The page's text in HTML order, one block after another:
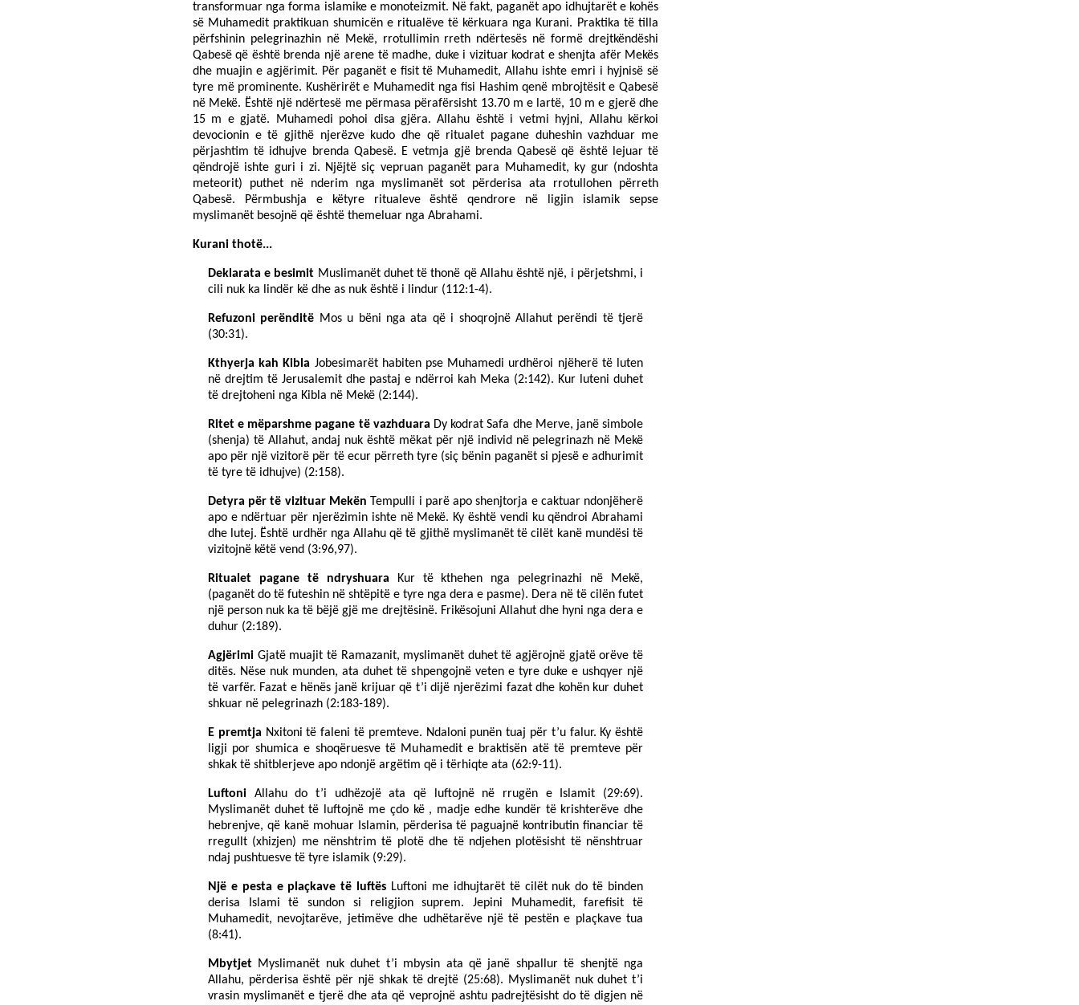
transformuar nga forma islamike e monoteizmit. Në fakt, paganët apo idhujtarët e kohës
së Muhamedit praktikuan shumicën e ritualëve të kërkuara nga Kurani. Praktika të tilla
përfshinin pelegrinazhin në Mekë, rrotullimin rreth ndërtesës në formë drejtkëndëshi
Qabesë që është brenda një arene të madhe, duke i vizituar kodrat e shenjta afër Mekës
dhe muajin e agjërimit. Për paganët e fisit të Muhamedit, Allahu ishte emri i hyjnisë së
tyre më prominente. Kushërirët e Muhamedit nga fisi Hashim qenë mbrojtësit e Qabesë
në Mekë. Është një ndërtesë me përmasa përafërsisht 13.70 m e lartë, 10 m e gjerë dhe
15 m e gjatë. Muhamedi pohoi disa gjëra. Allahu është i vetmi hyjni, Allahu kërkoi
devocionin e të gjithë njerëzve kudo dhe që ritualet pagane duheshin vazhduar me
përjashtim të idhujve brenda Qabesë. E vetmja gjë brenda Qabesë që është lejuar të
qëndrojë ishte guri i zi. Njëjtë siç vepruan paganët para Muhamedit, ky gur (ndoshta
meteorit) puthet në nderim nga myslimanët sot përderisa ata rrotullohen përreth
Qabesë. Përmbushja e këtyre ritualeve është qendrore në ligjin islamik sepse
myslimanët besojnë që është themeluar nga Abrahami.
Kurani thotë...
Deklarata e besimit Muslimanët duhet të thonë që Allahu është një, i përjetshmi, i
cili nuk ka lindër kë dhe as nuk është i lindur (112:1-4).
Refuzoni perënditë Mos u bëni nga ata që i shoqrojnë Allahut perëndi të tjerë
(30:31).
Kthyerja kah Kibla Jobesimarët habiten pse Muhamedi urdhëroi njëherë të luten
në drejtim të Jerusalemit dhe pastaj e ndërroi kah Meka (2:142). Kur luteni duhet
të drejtoheni nga Kibla në Mekë (2:144).
Ritet e mëparshme pagane të vazhduara Dy kodrat Safa dhe Merve, janë simbole
(shenja) të Allahut, andaj nuk është mëkat për një individ në pelegrinazh në Mekë
apo për një vizitorë për të ecur përreth tyre (siç bënin paganët si pjesë e adhurimit
të tyre të idhujve) (2:158).
Detyra për të vizituar Mekën Tempulli i parë apo shenjtorja e caktuar ndonjëherë
apo e ndërtuar për njerëzimin ishte në Mekë. Ky është vendi ku qëndroi Abrahami
dhe lutej. Është urdhër nga Allahu që të gjithë myslimanët të cilët kanë mundësi të
vizitojnë këtë vend (3:96,97).
Ritualet pagane të ndryshuara
Kur të kthehen nga pelegrinazhi në Mekë,
(paganët do të futeshin në shtëpitë e tyre nga dera e pasme). Dera në të cilën futet
një person nuk ka të bëjë gjë me drejtësinë. Frikësojuni Allahut dhe hyni nga dera e
duhur (2:189).
AgjërimiGjatë muajit të Ramazanit, myslimanët duhet të agjërojnë gjatë orëve të
ditës. Nëse nuk munden, ata duhet të shpengojnë veten e tyre duke e ushqyer një
të varfër. Fazat e hënës janë krijuar që t’i dijë njerëzimi fazat dhe kohën kur duhet
shkuar në pelegrinazh (2:183-189).
E premtja Nxitoni të faleni të premteve. Ndaloni punën tuaj për t’u falur. Ky është
ligji por shumica e shoqëruesve të Muhamedit e braktisën atë të premteve për
shkak të shitblerjeve apo ndonjë argëtim që i tërhiqte ata (62:9-11).
LuftoniAllahu do t’i udhëzojë ata që luftojnë në rrugën e Islamit (29:69).
Myslimanët duhet të luftojnë me çdo kë , madje edhe kundër të krishterëve dhe
hebrenjve, që kanë mohuar Islamin, përderisa të paguajnë kontributin financiar të
rregullt (xhizjen) me nënshtrim të plotë dhe të ndjehen plotësisht të nënshtruar
ndaj pushtuesve të tyre islamik (9:29).
Një e pesta e plaçkave të luftës Luftoni me idhujtarët të cilët nuk do të binden
derisa Islami të sundon si religjion suprem. Jepini Muhamedit, farefisit të
Muhamedit, nevojtarëve, jetimëve dhe udhëtarëve një të pestën e plaçkave tua
(8:41).
Mbytjet Myslimanët nuk duhet t’i mbysin ata që janë shpallur të shenjtë nga
Allahu, përderisa është për një shkak të drejtë (25:68). Myslimanët nuk duhet t’i
vrasin myslimanët e tjerë dhe ata që veprojnë ashtu padrejtësisht do të digjen në